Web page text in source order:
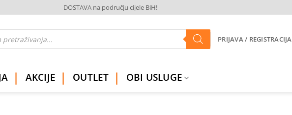
DOSTAVA na području cijele BiH!
PRIJAVA / REGISTRACIJA
AKCIJE OUTLET OBI USLUGE